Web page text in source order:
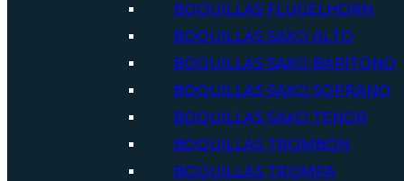
BOQUILLAS FLUGELHORN
BOQUILLAS SAXO ALTO
BOQUILLAS SAXO BARÍTONO
BOQUILLAS SAXO SOPRANO
BOQUILLAS SAXO TENOR
BOQUILLAS TROMBÓN
BOQUILLAS TROMPA